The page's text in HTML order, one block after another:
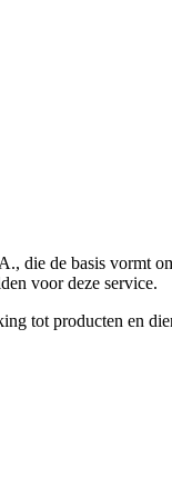
die de basis vormt
voor deze service.
tot producten en